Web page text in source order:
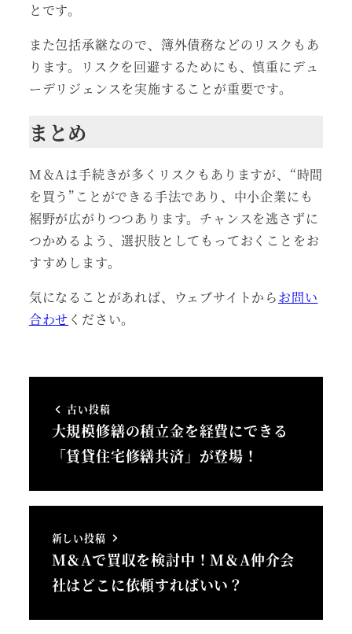
とです。
また包括承継なので、簿外債務などのリスクもあ
ります。リスクを回避するためにも、慎重にデュ
ーデリジェンスを実施することが重要です。
まとめ
M＆Aは手続きが多くリスクもありますが、“時間
を買う”ことができる手法であり、中小企業にも
裾野が広がりつつあります。チャンスを逃さずに
つかめるよう、選択肢としてもっておくことをお
すすめします。
気になることがあれば、ウェブサイトからお問い
合わせ ください。
古い投稿
大規模修繕の積立金を経費にできる
「賃貸住宅修繕共済」が登場！
新しい投稿
M＆Aで買収を検討中！M＆A仲介会
社はどこに依頼すればいい？